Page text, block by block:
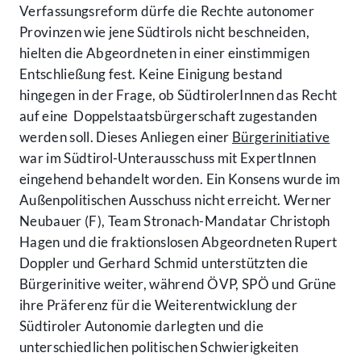
Verfassungsreform dürfe die Rechte autonomer
Provinzen wie jene Südtirols nicht beschneiden,
hielten die Abgeordneten in einer einstimmigen
Entschließung fest. Keine Einigung bestand
hingegen in der Frage, ob SüdtirolerInnen das Recht
auf eine Doppelstaatsbürgerschaft zugestanden
werden soll. Dieses Anliegen einer Bürgerinitiative
war im Südtirol-Unterausschuss mit ExpertInnen
eingehend behandelt worden. Ein Konsens wurde im
Außenpolitischen Ausschuss nicht erreicht. Werner
Neubauer (F), Team Stronach-Mandatar Christoph
Hagen und die fraktionslosen Abgeordneten Rupert
Doppler und Gerhard Schmid unterstützten die
Bürgerinitive weiter, während ÖVP, SPÖ und Grüne
ihre Präferenz für die Weiterentwicklung der
Südtiroler Autonomie darlegten und die
unterschiedlichen politischen Schwierigkeiten